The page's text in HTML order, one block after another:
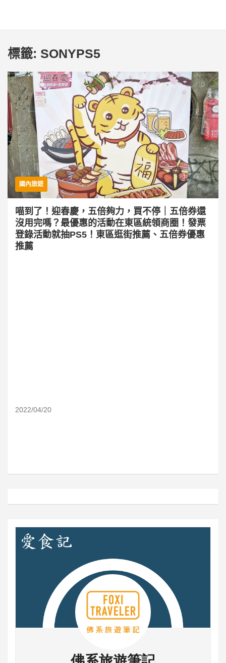
標籤: SONYPS5
國內旅遊
喵到了！迎春慶，五倍夠力，買不停｜五倍券還
沒用完嗎？最優惠的活動在東區統領商圈！發票
登錄活動就抽PS5！東區逛街推薦、五倍券優惠
推薦
2022/04/20